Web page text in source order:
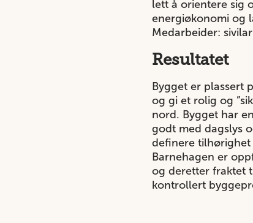
lett å orientere sig
energiøkonomi og
Medarbeider:
Resultatet
Bygget er plassert
og gi et rolig og
nord. Bygget har
godt med dagslys
definere tilhørighet
Barnehagen er
og deretter fraktet
kontrollert